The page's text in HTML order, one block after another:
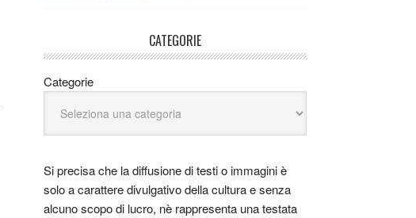
CATEGORIE
Categorie
Si precisa che la diffusione di testi o immagini è
solo a carattere divulgativo della cultura e senza
alcuno scopo di lucro, nè rappresenta una testata